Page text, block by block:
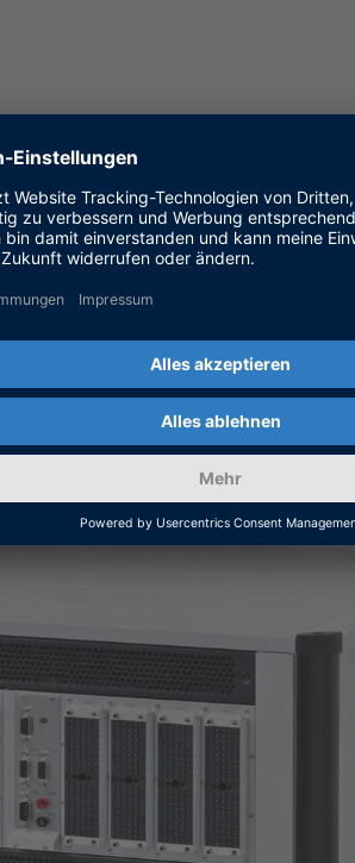
Signalkonditionierung
I/O-Boards, FPGA-Subsysteme,
dank